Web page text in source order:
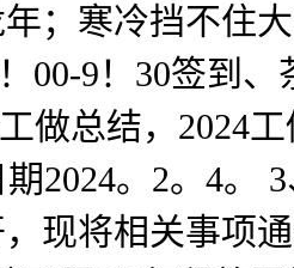
；寒冷挡不住
00-9！30签到、
做总结，2024
2024。2。4。
现将相关事项通